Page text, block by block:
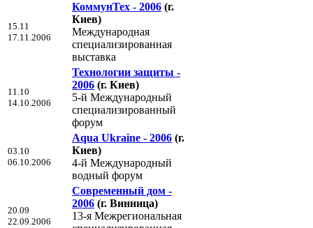
15.11
17.11.2006
КоммунТех - 2006 (г.
Киев)
Международная
специализированная
выставка
11.10
14.10.2006
Технологии защиты -
2006 (г. Киев)
5-й Международный
специализированный
форум
03.10
06.10.2006
Aqua Ukraine - 2006 (г.
Киев)
4-й Международный
водный форум
20.09
22.09.2006
Современный дом -
2006 (г. Винница)
13-я Межрегиональная